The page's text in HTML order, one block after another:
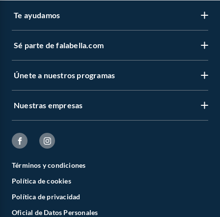
Te ayudamos
Sé parte de falabella.com
Únete a nuestros programas
Nuestras empresas
Términos y condiciones
Política de cookies
Política de privacidad
Oficial de Datos Personales